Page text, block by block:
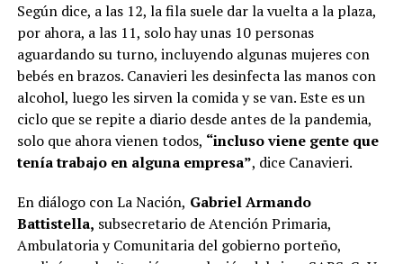
Según dice, a las 12, la fila suele dar la vuelta a la plaza,
por ahora, a las 11, solo hay unas 10 personas
aguardando su turno, incluyendo algunas mujeres con
bebés en brazos. Canavieri les desinfecta las manos con
alcohol, luego les sirven la comida y se van. Este es un
ciclo que se repite a diario desde antes de la pandemia,
solo que ahora vienen todos, “incluso viene gente que
tenía trabajo en alguna empresa”, dice Canavieri.
En diálogo con La Nación, Gabriel Armando
Battistella, subsecretario de Atención Primaria,
Ambulatoria y Comunitaria del gobierno porteño,